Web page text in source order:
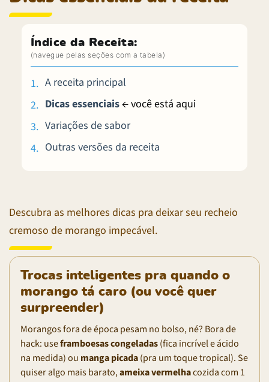
Índice da Receita:
A receita principal
Dicas essenciais← você está aqui
Variações de sabor
Outras versões da receita
Descubra as melhores dicas pra deixar seu recheio
cremoso de morango impecável.
Trocas inteligentes pra quando o
morango tá caro (ou você quer
surpreender)
Morangos fora de época pesam no bolso, né? Bora de
hack: useframboesas congeladas(fica incrível e ácido
na medida) ou manga picada(pra um toque tropical). Se
quiser algo mais barato,ameixa vermelhacozida com 1